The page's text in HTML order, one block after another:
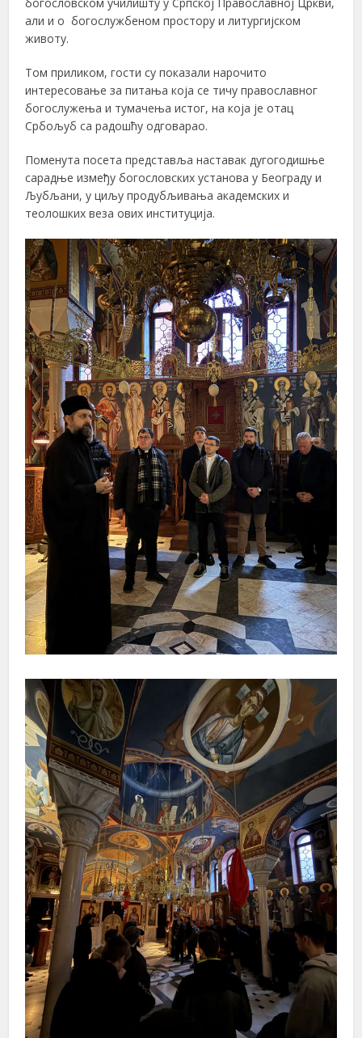
али и о богослужбеном простору и литургијском
животу.
Том приликом, гости су показали нарочито
интересовање за питања која се тичу православног
богослужења и тумачења истог, на која је отац
Србољуб са радошћу одговарао.
Поменута посета представља наставак дугогодишње
сарадње између богословских установа у Београду и
Љубљани, у циљу продубљивања академских и
теолошких веза ових институција.